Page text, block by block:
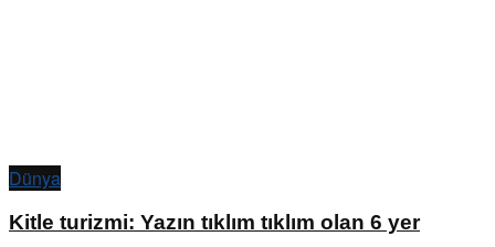
Dünya
Kitle turizmi: Yazın tıklım tıklım olan 6 yer